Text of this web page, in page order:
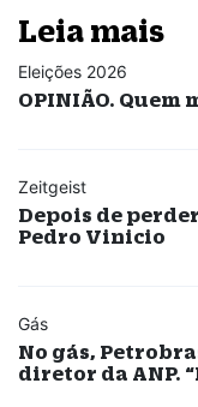
Leia mais
Eleições 2026
OPINIÃO. Quem
Zeitgeist
Depois de
Pedro Vinicio
Gás
No gás,
diretor da ANP.